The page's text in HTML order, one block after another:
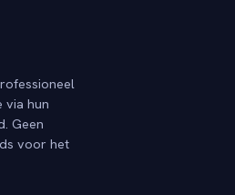
via hun
Geen
voor het